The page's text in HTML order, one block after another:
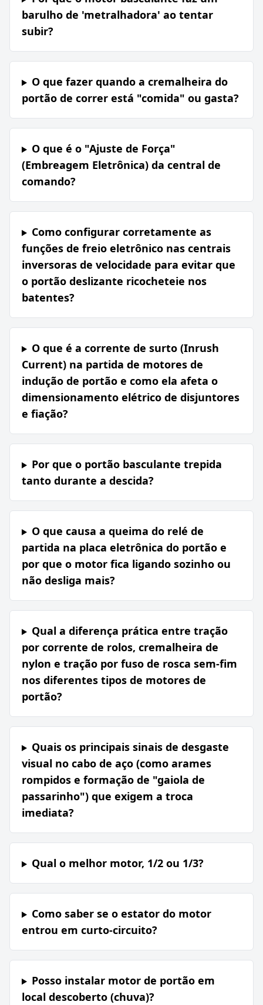
barulho de 'metralhadora' ao tentar
subir?
O que fazer quando a cremalheira do
portão de correr está "comida" ou gasta?
O que é o "Ajuste de Força"
(Embreagem Eletrônica) da central de
comando?
Como configurar corretamente as
funções de freio eletrônico nas centrais
inversoras de velocidade para evitar que
o portão deslizante ricocheteie nos
batentes?
O que é a corrente de surto (Inrush
Current) na partida de motores de
indução de portão e como ela afeta o
dimensionamento elétrico de disjuntores
e fiação?
Por que o portão basculante trepida
tanto durante a descida?
O que causa a queima do relé de
partida na placa eletrônica do portão e
por que o motor fica ligando sozinho ou
não desliga mais?
Qual a diferença prática entre tração
por corrente de rolos, cremalheira de
nylon e tração por fuso de rosca sem-fim
nos diferentes tipos de motores de
portão?
Quais os principais sinais de desgaste
visual no cabo de aço (como arames
rompidos e formação de "gaiola de
passarinho") que exigem a troca
imediata?
Qual o melhor motor, 1/2 ou 1/3?
Como saber se o estator do motor
entrou em curto-circuito?
Posso instalar motor de portão em
local descoberto (chuva)?